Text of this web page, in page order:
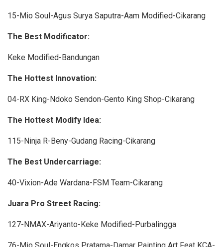
15-Mio Soul-Agus Surya Saputra-Aam Modified-Cikarang
The Best Modificator:
Keke Modified-Bandungan
The Hottest Innovation:
04-RX King-Ndoko Sendon-Gento King Shop-Cikarang
The Hottest Modify Idea:
115-Ninja R-Beny-Gudang Racing-Cikarang
The Best Undercarriage:
40-Vixion-Ade Wardana-FSM Team-Cikarang
Juara Pro Street Racing:
127-NMAX-Ariyanto-Keke Modified-Purbalingga